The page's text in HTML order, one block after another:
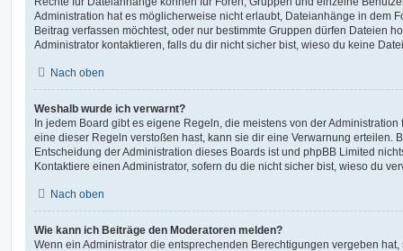
Administration hat es möglicherweise nicht erlaubt, Dateianhänge in dem
Beitrag verfassen möchtest, oder nur bestimmte Gruppen dürfen Dateien
Administrator kontaktieren, falls du dir nicht sicher bist, wieso du keine
Nach oben
Weshalb wurde ich verwarnt?
In jedem Board gibt es eigene Regeln, die meistens von der
eine dieser Regeln verstoßen hast, kann sie dir eine Verwarnung erteilen.
Entscheidung der Administration dieses Boards ist und phpBB Limited
Kontaktiere einen Administrator, sofern du die nicht sicher bist, wieso du
Nach oben
Wie kann ich Beiträge den Moderatoren melden?
Wenn ein Administrator die entsprechenden Berechtigungen vergeben